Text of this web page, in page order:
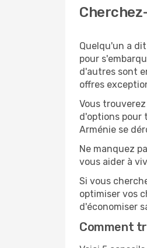
Quelqu'un a
pour
d'autres sont
offres
Vous
d'options pour
Arménie se
Ne manquez
vous aider à
Si vous
optimiser vos
d'économiser
Comment